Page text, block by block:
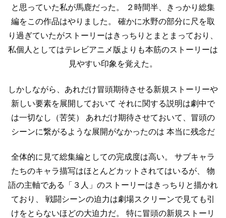
と思っていた私が馬鹿だった。
２時間半、きっかり総集
編をこの作品はやりました。
確かに水野の部分に尺を取
り過ぎていたがストーリーはきっちりとまとまっており、
私個人としてはテレビアニメ版よりも本筋のストーリーは
見やすい印象を覚えた。
しかしながら、あれだけ冒頭期待させる新規ストーリーや
新しい要素を展開しておいて それに関する説明は劇中で
は一切なし（苦笑）
あれだけ期待させておいて、冒頭の
シーンに繋がるような展開がなかったのは 本当に残念だ
全体的に見て総集編としての完成度は高い。
サブキャラ
たちのキャラ描写はほとんどカットされてはいるが、
物
語の主軸である「３人」のストーリーはきっちりと描かれ
ており、
戦闘シーンの迫力は劇場スクリーンで見ても引
けをとらないほどの大迫力だ。
特に冒頭の新規ストーリ